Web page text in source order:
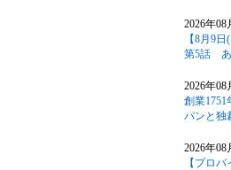
2026年
【8月9
第5話 あ
2026年
創業1751
パンと独
2026年
【プロ